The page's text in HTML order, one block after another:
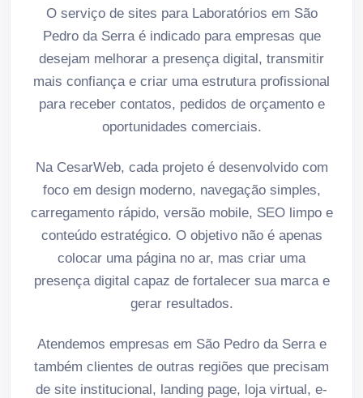
O serviço de sites para Laboratórios em São
Pedro da Serra é indicado para empresas que
desejam melhorar a presença digital, transmitir
mais confiança e criar uma estrutura profissional
para receber contatos, pedidos de orçamento e
oportunidades comerciais.
Na CesarWeb, cada projeto é desenvolvido com
foco em design moderno, navegação simples,
carregamento rápido, versão mobile, SEO limpo e
conteúdo estratégico. O objetivo não é apenas
colocar uma página no ar, mas criar uma
presença digital capaz de fortalecer sua marca e
gerar resultados.
Atendemos empresas em São Pedro da Serra e
também clientes de outras regiões que precisam
de site institucional, landing page, loja virtual, e-